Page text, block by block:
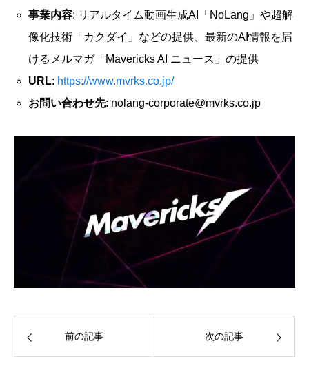
事業内容: リアルタイム動画生成AI「NoLang」や超解
像化技術「カクダイ」などの提供、最新のAI情報を届
けるメルマガ「Mavericks AI ニュース」の提供
URL: https://www.mvrks.co.jp/
お問い合わせ先: nolang-corporate@mvrks.co.jp
前の記事 次の記事